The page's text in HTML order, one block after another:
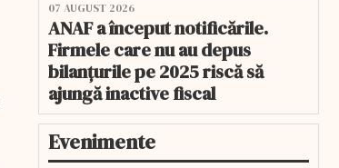
07 AUGUST 2026
ANAF a început notificările.
Firmele care nu au depus
bilanțurile pe 2025 riscă să
ajungă inactive fiscal
Evenimente